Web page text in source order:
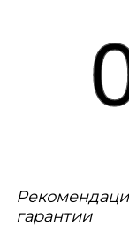
гарантии